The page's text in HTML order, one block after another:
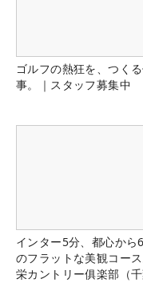
ゴルフの熱狂を、つく
事。｜スタッフ募集中
インター5分、都心から
のフラットな美観コー
栄カントリー俱楽部（